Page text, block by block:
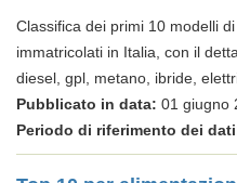
Classifica dei primi 10 modelli
immatricolati in Italia, con il
diesel, gpl, metano, ibride,
Pubblicato in data: 01 giugno
Periodo di riferimento dei